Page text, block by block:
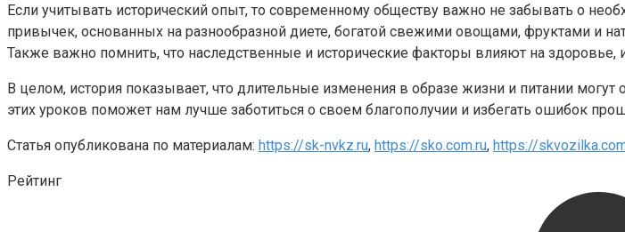
Если учитывать исторический опыт, то современному обществу важно не забывать о
привычек, основанных на разнообразной диете, богатой свежими овощами, фруктами и
Также важно помнить, что наследственные и исторические факторы влияют на
В целом, история показывает, что длительные изменения в образе жизни и питании
этих уроков поможет нам лучше заботиться о своем благополучии и избегать ошибок
Статья опубликована по материалам: https://sk-nvkz.ru, https://sko.com.ru, https://
Рейтинг